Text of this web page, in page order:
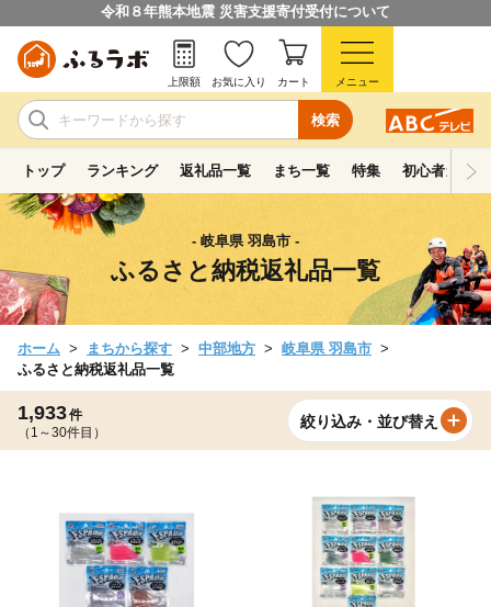
令和８年熊本地震 災害支援寄付受付について
検索
上限額 お気に入り カート メニュー
トップ ランキング 返礼品一覧 まち一覧 特集 初心者ガイド
- 岐阜県 羽島市 -
ふるさと納税返礼品一覧
ホーム まちから探す 中部地方
岐阜県 羽島市
ふるさと納税返礼品一覧
1,933件
（1～30件目）
絞り込み・並び替え